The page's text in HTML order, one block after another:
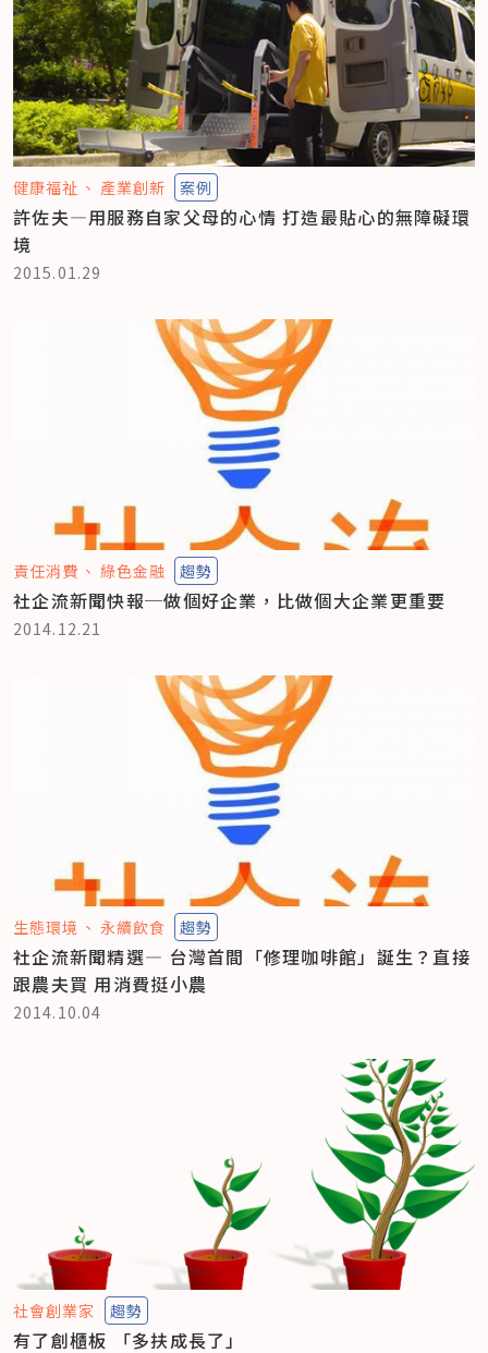
健康福祉 產業創新 案例
許佐夫—用服務自家父母的心情 打造最貼心的無障礙環
境
2015.01.29
責任消費 綠色金融 趨勢
社企流新聞快報─做個好企業，比做個大企業更重要
2014.12.21
生態環境 永續飲食 趨勢
社企流新聞精選— 台灣首間「修理咖啡館」誕生？直接
跟農夫買 用消費挺小農
2014.10.04
社會創業家 趨勢
有了創櫃板 「多扶成長了」